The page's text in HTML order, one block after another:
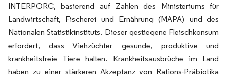
INTERPORC, basierend auf Zahlen des Ministeriums für
Landwirtschaft, Fischerei und Ernährung (MAPA) und des
Nationalen Statistikinstituts. Dieser gestiegene Fleischkonsum
erfordert, dass Viehzüchter gesunde, produktive und
krankheitsfreie Tiere halten. Krankheitsausbrüche im Land
haben zu einer stärkeren Akzeptanz von Rations-Präbiotika